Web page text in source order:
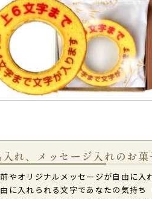
入れ、メッセージ入れのお
やオリジナルメッセージが自由に入
由に入れられる文字であなたの気持ち